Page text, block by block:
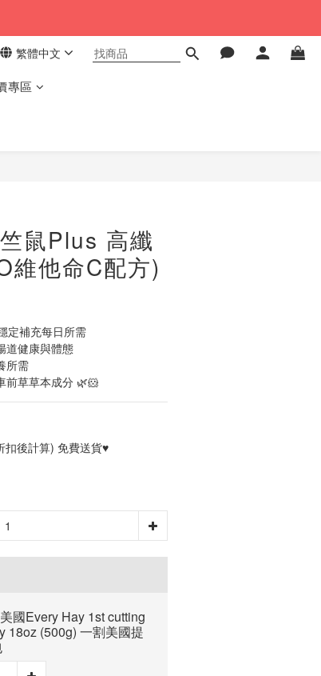
繁體中文
專區
鼠Plus 高纖
維他命C配方)
定補充每日所需
道健康與體態
所需
前草草本成分 🌿🐹
扣後計算) 免費送貨♥
國Every Hay 1st cutting
18oz (500g) 一割美國提